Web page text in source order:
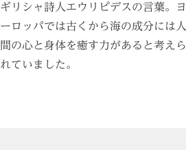
ギリシャ詩人エウリピデスの言葉。ヨ
ーロッパでは古くから海の成分には人
間の心と身体を癒す力があると考えら
れていました。